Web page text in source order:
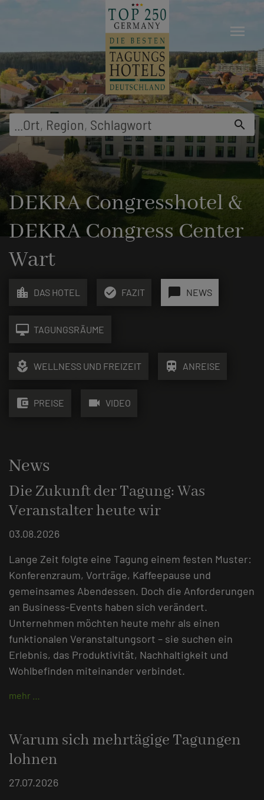
Suche z.B. nachHotel... search
menu
DEKRA Congresshotel &
DEKRA Congress Center
Wart
location_city DAS HOTEL check_circle FAZIT chat_bubble NEWS
desktop_mac TAGUNGSRÄUME
local_florist WELLNESS UND FREIZEIT train ANREISE
account_balance_wallet PREISE videocam VIDEO
News
Die Zukunft der Tagung: Was
Veranstalter heute wir
03.08.2026
Lange Zeit folgte eine Tagung einem festen Muster:
Konferenzraum, Vorträge, Kaffeepause und
gemeinsames Abendessen. Doch die Anforderungen
an Business-Events haben sich verändert.
Unternehmen möchten heute mehr als einen
funktionalen Veranstaltungsort – sie suchen ein
Erlebnis, das Produktivität, Nachhaltigkeit und
Wohlbefinden miteinander verbindet.
mehr …
Warum sich mehrtägige Tagungen
lohnen
27.07.2026